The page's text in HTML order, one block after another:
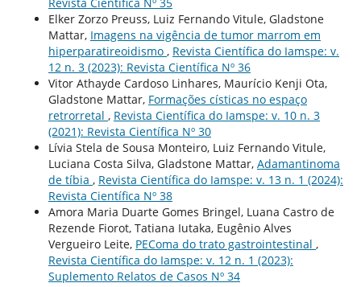
Elker Zorzo Preuss, Luiz Fernando Vitule, Gladstone
Mattar, Imagens na vigência de tumor marrom em
hiperparatireoidismo , Revista Científica do Iamspe: v.
12 n. 3 (2023): Revista Científica Nº 36
Vitor Athayde Cardoso Linhares, Maurício Kenji Ota,
Gladstone Mattar, Formações císticas no espaço
retrorretal , Revista Científica do Iamspe: v. 10 n. 3
(2021): Revista Científica Nº 30
Lívia Stela de Sousa Monteiro, Luiz Fernando Vitule,
Luciana Costa Silva, Gladstone Mattar, Adamantinoma
de tíbia , Revista Científica do Iamspe: v. 13 n. 1 (2024):
Revista Científica Nº 38
Amora Maria Duarte Gomes Bringel, Luana Castro de
Rezende Fiorot, Tatiana Iutaka, Eugênio Alves
Vergueiro Leite, PEComa do trato gastrointestinal ,
Revista Científica do Iamspe: v. 12 n. 1 (2023):
Suplemento Relatos de Casos Nº 34